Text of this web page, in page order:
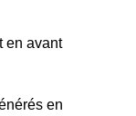
en avant
en